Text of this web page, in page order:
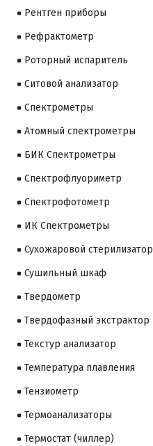
Рентген приборы
Рефрактометр
Роторный испаритель
Ситовой анализатор
Cпектрометры
Атомный спектрометры
БИК Спектрометры
Спектрофлуориметр
Спектрофотометр
ИК Спектрометры
Сухожаровой стерилизатор
Сушильный шкаф
Твердометр
Твердофазный экстрактор
Текстур анализатор
Температура плавления
Тензиометр
Термоанализаторы
Термостат (чиллер)